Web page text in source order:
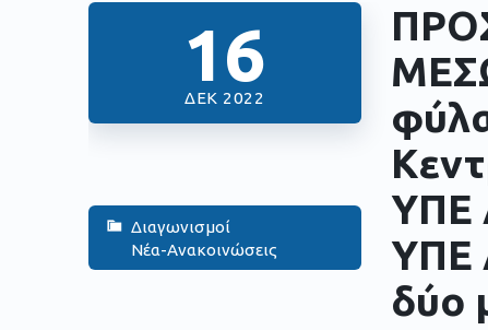
16
ΔΕΚ 2022
Διαγωνισμοί
Νέα-Ανακοινώσεις
ΥΠΕ
ΥΠΕ
δύο